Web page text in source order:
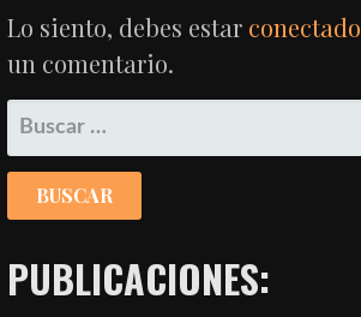
Lo siento, debes estar conectado
un comentario.
BUSCAR:
PUBLICACIONES: